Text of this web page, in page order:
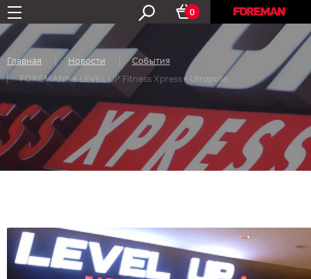
0
Главная Новости
События
FOREMAN® в LEVEL UP Fitness Xpress+ Utropolis